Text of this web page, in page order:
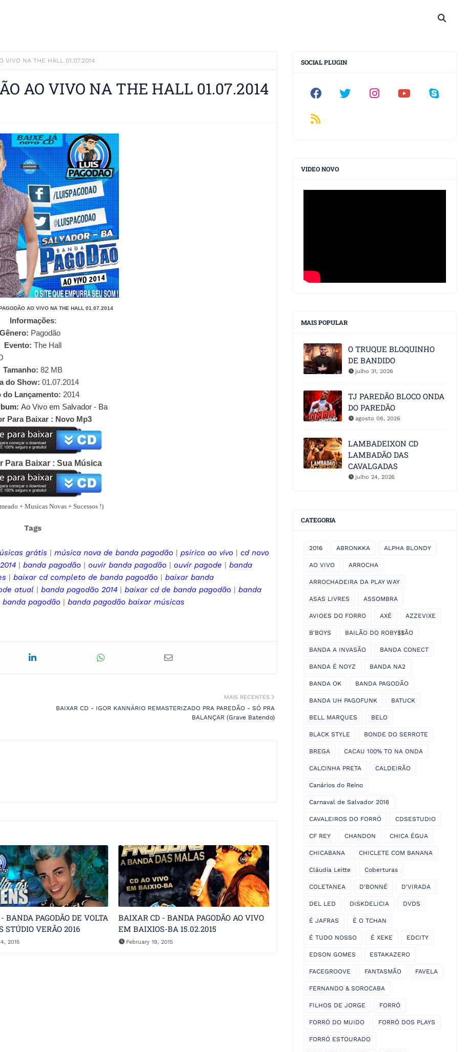
VIVO NA THE HALL 01.07.2014
AO VIVO NA THE HALL 01.07.2014
AO VIVO NA THE HALL 01.07.2014
Informações:
Gênero: Pagodão
Evento: The Hall
Tamanho: 82 MB
01.07.2014
do Lançamento: 2014
Ao Vivo em Salvador - Ba
Para Baixar : Novo Mp3
Para Baixar : Sua Música
+ Musicas Novas + Sucessos !)
Tags
grátis | música nova de banda pagodão | psirico ao vivo | cd novo
2014| banda pagodão | ouvir banda pagodão | ouvir pagode | banda
| baixar cd completo de banda pagodão | baixar banda
atual | banda pagodão 2014 | baixar cd de banda pagodão | banda
banda pagodão | banda pagodão baixar músicas
MAIS RECENTES
BAIXAR CD - IGOR KANNÁRIO REMASTERIZADO PRA PAREDÃO - SÓ PRA
BALANÇAR (Grave Batendo)
BANDA PAGODÃO DE VOLTA
STÚDIO VERÃO 2016
2015
BAIXAR CD - BANDA PAGODÃO AO VIVO
EM BAIXIOS-BA 15.02.2015
February 19, 2015
SOCIAL PLUGIN
VIDEO NOVO
MAIS POPULAR
O TRUQUE BLOQUINHO
DE BANDIDO
julho 31, 2026
TJ PAREDÃO BLOCO ONDA
DO PAREDÃO
agosto 06, 2026
LAMBADEIXON CD
LAMBADÃO DAS
CAVALGADAS
julho 24, 2026
CATEGORIA
2016 ABRONKKA ALPHA BLONDY
AO VIVO ARROCHA
ARROCHADEIRA DA PLAY WAY
ASAS LIVRES ASSOMBRA
AVIOES DO FORRO AXÉ AZZEVIXE
B'BOYS BAILÃO DO ROBY$$ÃO
BANDA A INVASÃO BANDA CONECT
BANDA É NOYZ BANDA NA2
BANDA OK BANDA PAGODÃO
BANDA UH PAGOFUNK BATUCK
BELL MARQUES BELO
BLACK STYLE BONDE DO SERROTE
BREGA CACAU 100% TO NA ONDA
CALCINHA PRETA CALDEIRÃO
Canários do Reino
Carnaval de Salvador 2016
CAVALEIROS DO FORRÓ CDSESTUDIO
CF REY CHANDON CHICA ÉGUA
CHICABANA CHICLETE COM BANANA
Cláudia Leitte Coberturas
COLETANEA D'BONNÉ D'VIRADA
DEL LED DISKDELICIA DVDS
É JAFRAS É O TCHAN
É TUDO NOSSO É XEKE EDCITY
EDSON GOMES ESTAKAZERO
FACEGROOVE FANTASMÃO FAVELA
FERNANDO & SOROCABA
FILHOS DE JORGE FORRÓ
FORRÓ DO MUIDO FORRÓ DOS PLAYS
FORRÓ ESTOURADO